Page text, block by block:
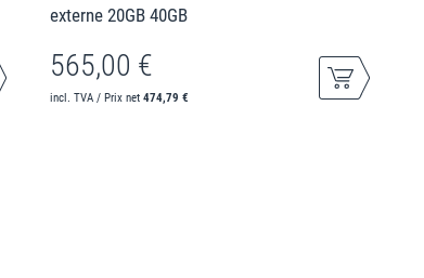
externe 20GB 40GB
565,00 €
incl. TVA / Prix net474,79 €